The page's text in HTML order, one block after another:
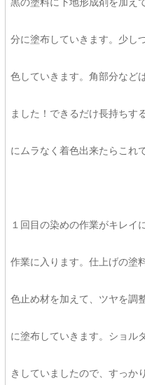
分に塗布していきます。少し
色していきます。角部分など
ました！できるだけ長持ちす
にムラなく着色出来たらこれ
１回目の染めの作業がキレイ
作業に入ります。仕上げの塗
色止め材を加えて、ツヤを調
に塗布していきます。ショル
きしていましたので、すっか